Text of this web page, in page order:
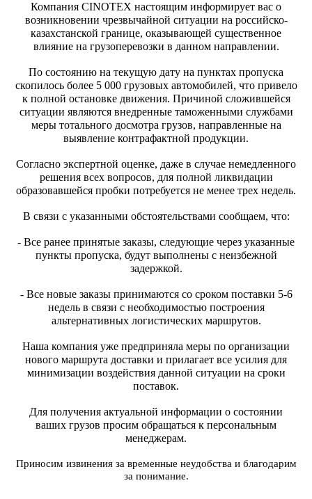
Компания CINOTEX настоящим информирует вас о
возникновении чрезвычайной ситуации на российско-
казахстанской границе, оказывающей существенное
влияние на грузоперевозки в данном направлении.
По состоянию на текущую дату на пунктах пропуска
скопилось более 5 000 грузовых автомобилей, что привело
к полной остановке движения. Причиной сложившейся
ситуации являются внедренные таможенными службами
меры тотального досмотра грузов, направленные на
выявление контрафактной продукции.
Согласно экспертной оценке, даже в случае немедленного
решения всех вопросов, для полной ликвидации
образовавшейся пробки потребуется не менее трех недель.
В связи с указанными обстоятельствами сообщаем, что:
- Все ранее принятые заказы, следующие через указанные
пункты пропуска, будут выполнены с неизбежной
задержкой.
- Все новые заказы принимаются со сроком поставки 5-6
недель в связи с необходимостью построения
альтернативных логистических маршрутов.
Наша компания уже предприняла меры по организации
нового маршрута доставки и прилагает все усилия для
минимизации воздействия данной ситуации на сроки
поставок.
Для получения актуальной информации о состоянии
ваших грузов просим обращаться к персональным
менеджерам.
Приносим извинения за временные неудобства и благодарим
за понимание.